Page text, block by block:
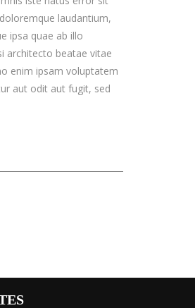
laudantium,
ipsa quae ab illo
architecto beatae vitae
enim ipsam voluptatem
aut odit aut fugit, sed